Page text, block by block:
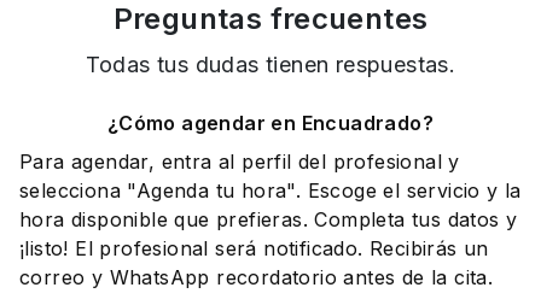
Preguntas frecuentes
Todas tus dudas tienen respuestas.
¿Cómo agendar en Encuadrado?
Para agendar, entra al perfil del profesional y
selecciona "Agenda tu hora". Escoge el servicio y la
hora disponible que prefieras. Completa tus datos y
¡listo! El profesional será notificado. Recibirás un
correo y WhatsApp recordatorio antes de la cita.